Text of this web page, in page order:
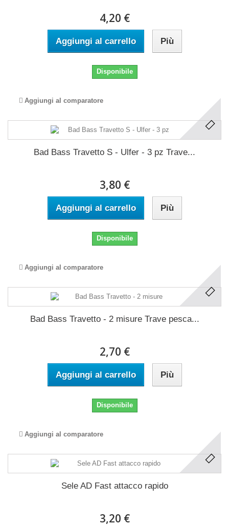
4,20 €
Aggiungi al carrello Più
Disponibile
Aggiungi al comparatore
Bad Bass Travetto S - Ulfer - 3 pz Trave...
3,80 €
Aggiungi al carrello Più
Disponibile
Aggiungi al comparatore
Bad Bass Travetto - 2 misure Trave pesca...
2,70 €
Aggiungi al carrello Più
Disponibile
Aggiungi al comparatore
Sele AD Fast attacco rapido
3,20 €